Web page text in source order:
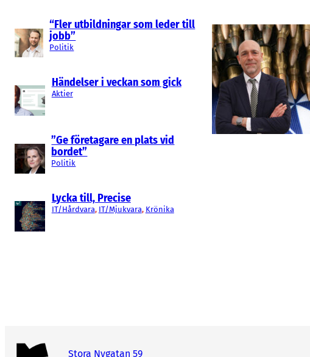
“Fler utbildningar som leder till
jobb”
Politik
Händelser i veckan som gick
Aktier
”Ge företagare en plats vid
bordet”
Politik
Lycka till, Precise
IT/Hårdvara, IT/Mjukvara, Krönika
Stora Nygatan 59